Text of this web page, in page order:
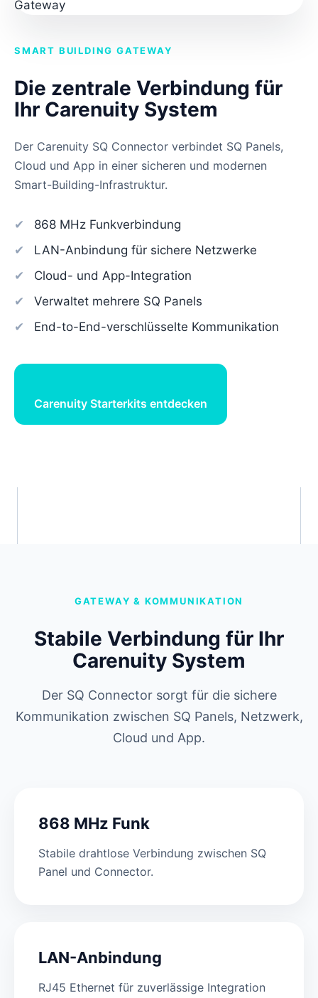
SMART BUILDING GATEWAY
Die zentrale Verbindung für
Ihr Carenuity System
Der Carenuity SQ Connector verbindet SQ Panels,
Cloud und App in einer sicheren und modernen
Smart-Building-Infrastruktur.
868 MHz Funkverbindung
LAN-Anbindung für sichere Netzwerke
Cloud- und App-Integration
Verwaltet mehrere SQ Panels
End-to-End-verschlüsselte Kommunikation
Carenuity Starterkits entdecken
GATEWAY & KOMMUNIKATION
Stabile Verbindung für Ihr
Carenuity System
Der SQ Connector sorgt für die sichere
Kommunikation zwischen SQ Panels, Netzwerk,
Cloud und App.
868 MHz Funk
Stabile drahtlose Verbindung zwischen SQ
Panel und Connector.
LAN-Anbindung
RJ45 Ethernet für zuverlässige Integration